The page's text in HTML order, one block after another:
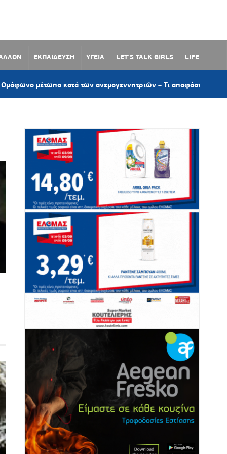
ΕΚΠΑΙΔΕΥΣΗ ΥΓΕΙΑ LET’S TALK GIRLS LIFE
κατά των ανεμογεννητριών – Τι αποφάσισε το Δημοτικό